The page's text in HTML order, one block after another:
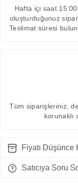
Hafta içi saat
oluşturduğunuz
Teslimat süresi
Tüm siparişleriniz,
korunaklı
Fiyatı Düşünce
Satıcıya Soru